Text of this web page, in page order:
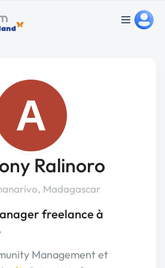
A
Ralinoro
Madagascar
freelance à
Management et